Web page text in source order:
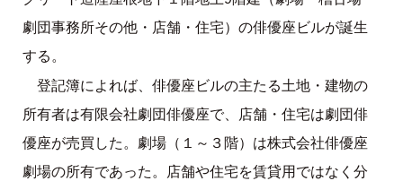
劇団事務所その他・店舗・住宅）の俳優座ビルが誕生
する。
登記簿によれば、俳優座ビルの主たる土地・建物の
所有者は有限会社劇団俳優座で、店舗・住宅は劇団俳
優座が売買した。劇場（１～３階）は株式会社俳優座
劇場の所有であった。店舗や住宅を賃貸用ではなく分